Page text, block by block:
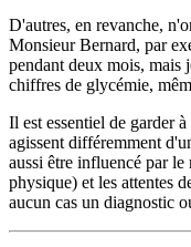
D'autres, en revanche,
Monsieur Bernard, par
pendant deux mois, mais
chiffres de glycémie,
Il est essentiel de garder
agissent différemment
aussi être influencé par
physique) et les attentes
aucun cas un diagnostic